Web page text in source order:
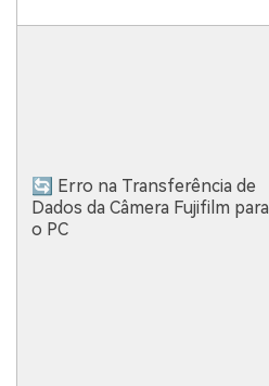
🔄 Erro na Transferência de
Dados da Câmera Fujifilm para
o PC